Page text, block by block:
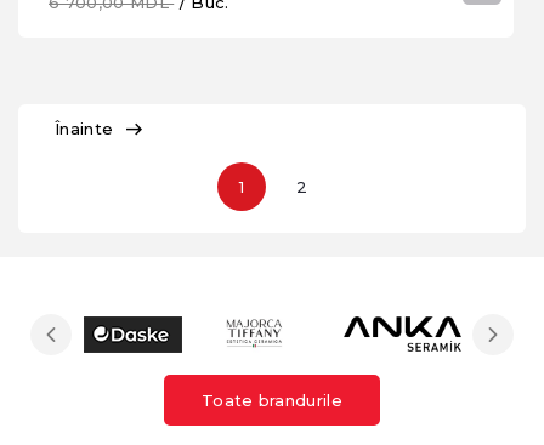
Înainte
1 2
Toate brandurile